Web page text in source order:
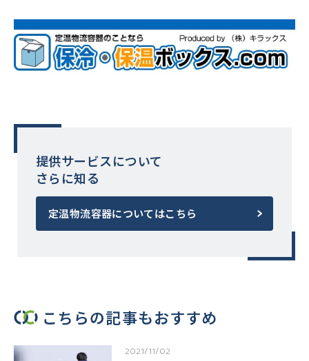
提供サービスについて
さらに知る
定温物流容器についてはこちら
こちらの記事もおすすめ
2021/11/02